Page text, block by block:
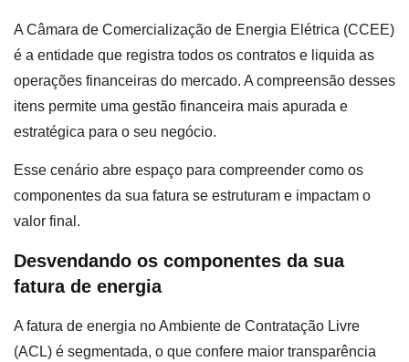
A Câmara de Comercialização de Energia Elétrica (CCEE)
é a entidade que registra todos os contratos e liquida as
operações financeiras do mercado. A compreensão desses
itens permite uma gestão financeira mais apurada e
estratégica para o seu negócio.
Esse cenário abre espaço para compreender como os
componentes da sua fatura se estruturam e impactam o
valor final.
Desvendando os componentes da sua
fatura de energia
A fatura de energia no Ambiente de Contratação Livre
(ACL) é segmentada, o que confere maior transparência